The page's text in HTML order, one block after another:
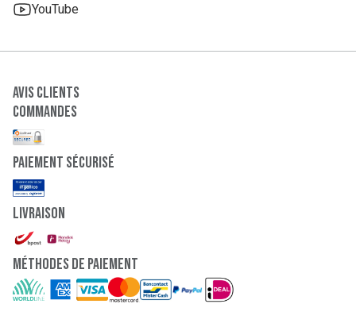
YouTube
Avis clients
Commandes
paiement sécurisé
Livraison
Méthodes de paiement